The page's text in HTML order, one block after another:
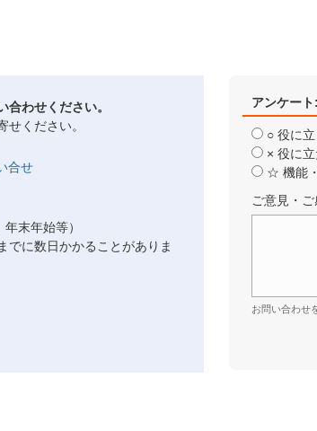
わせください。
せください。
末年始等）
に数日かかることがありま
アンケー
○ 役に立
× 役に
☆ 機能
ご意見・
お問い合わせ